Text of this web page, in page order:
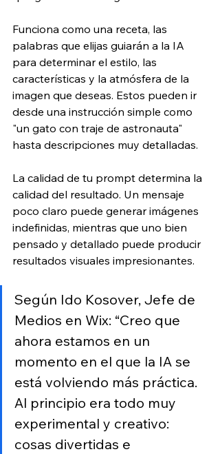
Funciona como una receta, las
palabras que elijas guiarán a la IA
para determinar el estilo, las
características y la atmósfera de la
imagen que deseas. Estos pueden ir
desde una instrucción simple como
"un gato con traje de astronauta"
hasta descripciones muy detalladas.
La calidad de tu prompt determina la
calidad del resultado. Un mensaje
poco claro puede generar imágenes
indefinidas, mientras que uno bien
pensado y detallado puede producir
resultados visuales impresionantes.
Según Ido Kosover, Jefe de
Medios en Wix: “Creo que
ahora estamos en un
momento en el que la IA se
está volviendo más práctica.
Al principio era todo muy
experimental y creativo:
cosas divertidas e